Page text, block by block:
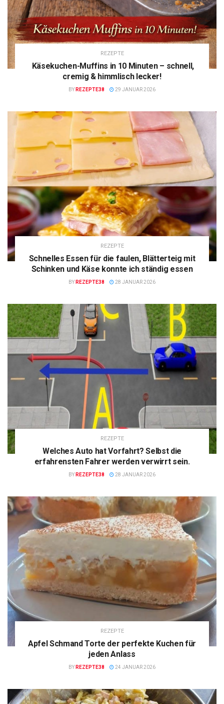
REZEPTE
Käsekuchen-Muffins in 10 Minuten – schnell,
cremig & himmlisch lecker!
BY REZEPTE38 29 JANUAR 2026
REZEPTE
Schnelles Essen für die faulen, Blätterteig mit
Schinken und Käse konnte ich ständig essen
BY REZEPTE38 28 JANUAR 2026
REZEPTE
Welches Auto hat Vorfahrt? Selbst die
erfahrensten Fahrer werden verwirrt sein.
BY REZEPTE38 28 JANUAR 2026
REZEPTE
Apfel Schmand Torte der perfekte Kuchen für
jeden Anlass
BY REZEPTE38 24 JANUAR 2026